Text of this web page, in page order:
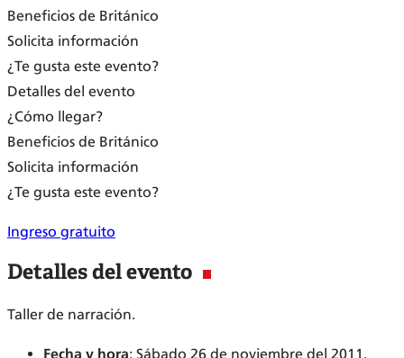
Beneficios de Británico
Solicita información
¿Te gusta este evento?
Detalles del evento
¿Cómo llegar?
Beneficios de Británico
Solicita información
¿Te gusta este evento?
Ingreso gratuito
Detalles del evento
Taller de narración.
Fecha y hora: Sábado 26 de noviembre del 2011,